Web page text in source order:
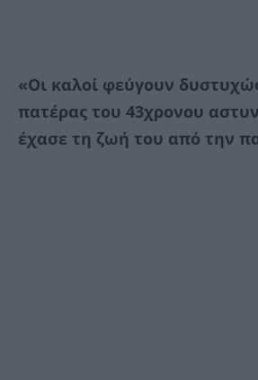
«Οι καλοί φεύγουν
πατέρας του 43χρονου
έχασε τη ζωή του από την